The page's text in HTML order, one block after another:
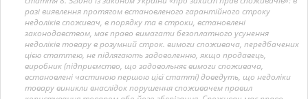
разі виявлення протягом встановленого гарантійного строку
недоліків споживач, в порядку та в строки, встановлені
законодавством, має право вимагати безоплатного усунення
недоліків товару в розумний строк. вимоги споживача, передбачених
цією статтею, не підлягають задоволенню, якщо продавець,
виробник (підприємство, що задовольняє вимоги споживача,
встановлені частиною першою цієї статті) доведуть, що недоліки
товару виникли внаслідок порушення споживачем правил